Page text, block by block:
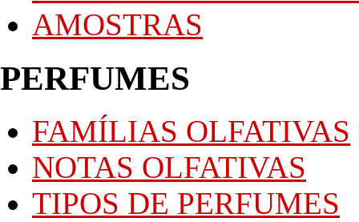
AMOSTRAS
PERFUMES
FAMÍLIAS OLFATIVAS
NOTAS OLFATIVAS
TIPOS DE PERFUMES